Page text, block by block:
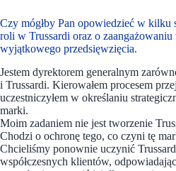
Czy mógłby Pan opowiedzieć w kilku
roli w Trussardi oraz o zaangażowaniu
wyjątkowego przedsięwzięcia.
Jestem dyrektorem generalnym
i Trussardi. Kierowałem procesem
uczestniczyłem w określaniu
marki.
Moim zadaniem nie jest tworzenie
Chodzi o ochronę tego, co czyni tę
Chcieliśmy ponownie uczynić
współczesnych klientów,